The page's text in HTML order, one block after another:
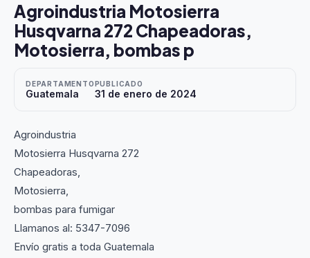
Agroindustria Motosierra
Husqvarna 272 Chapeadoras,
Motosierra, bombas p
DEPARTAMENTO
Guatemala
PUBLICADO
31 de enero de 2024
Agroindustria
Motosierra Husqvarna 272
Chapeadoras,
Motosierra,
bombas para fumigar
Llamanos al: 5347-7096
Envío gratis a toda Guatemala